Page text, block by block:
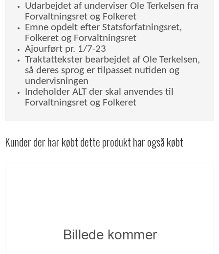
Udarbejdet af underviser Ole Terkelsen fra
Forvaltningsret og Folkeret
Emne opdelt efter Statsforfatningsret,
Folkeret og Forvaltningsret
Ajourført pr. 1/7-23
Traktattekster bearbejdet af Ole Terkelsen,
så deres sprog er tilpasset nutiden og
undervisningen
Indeholder ALT der skal anvendes til
Forvaltningsret og Folkeret
Kunder der har købt dette produkt har også købt